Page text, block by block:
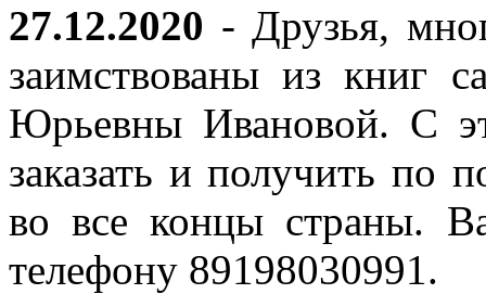
27.12.2020 - Друзья,
заимствованы из книг
Юрьевны Ивановой. С
заказать и получить по
во все концы страны.
телефону 89198030991.